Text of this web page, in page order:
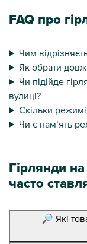
FAQ про
Чим
Як обрати
Чи підійде
вулиці?
Скільки
Чи є пам’ять
Гірлянди
часто
🔎 Які